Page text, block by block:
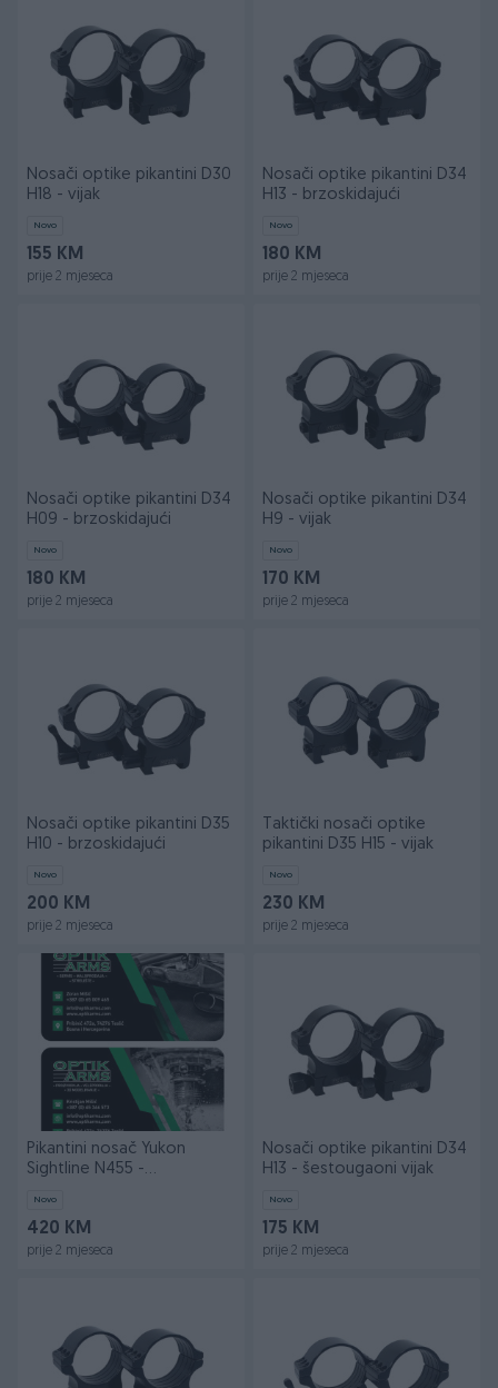
Nosači optike pikantini D30
H18 - vijak
Novo
155 KM
prije 2 mjeseca
Nosači optike pikantini D34
H13 - brzoskidajući
Novo
180 KM
prije 2 mjeseca
Nosači optike pikantini D34
H09 - brzoskidajući
Novo
180 KM
prije 2 mjeseca
Nosači optike pikantini D34
H9 - vijak
Novo
170 KM
prije 2 mjeseca
Nosači optike pikantini D35
H10 - brzoskidajući
Novo
200 KM
prije 2 mjeseca
Taktički nosači optike
pikantini D35 H15 - vijak
Novo
230 KM
prije 2 mjeseca
Pikantini nosač Yukon
Sightline N455 -
Novo
420 KM
prije 2 mjeseca
Nosači optike pikantini D34
H13 - šestougaoni vijak
Novo
175 KM
prije 2 mjeseca